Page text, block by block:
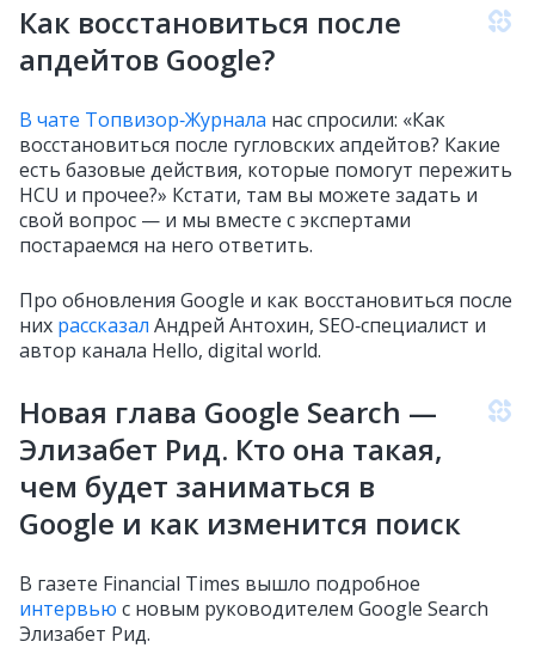
Как восстановиться после
апдейтов Google?
В чате Топвизор‑Журнала нас спросили: «Как
восстановиться после гугловских апдейтов? Какие
есть базовые действия, которые помогут пережить
HCU и прочее?» Кстати, там вы можете задать и
свой вопрос — и мы вместе с экспертами
постараемся на него ответить.
Про обновления Google и как восстановиться после
них рассказал Андрей Антохин, SEO‑специалист и
автор канала Hello, digital world.
Новая глава Google Search —
Элизабет Рид. Кто она такая,
чем будет заниматься в
Google и как изменится поиск
В газете Financial Times вышло подробное
интервью с новым руководителем Google Search
Элизабет Рид.